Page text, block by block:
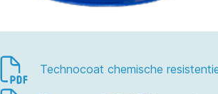
Technocoat chemische